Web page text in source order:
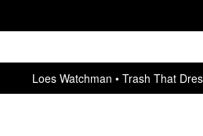
Loes Watchman
Trash That